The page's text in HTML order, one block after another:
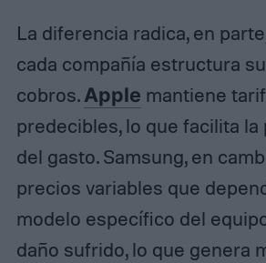
La diferencia radica, en
cada compañía estructura
cobros.Apple mantiene
predecibles, lo que facilita la
del gasto. Samsung, en
precios variables que
modelo específico del
daño sufrido, lo que genera